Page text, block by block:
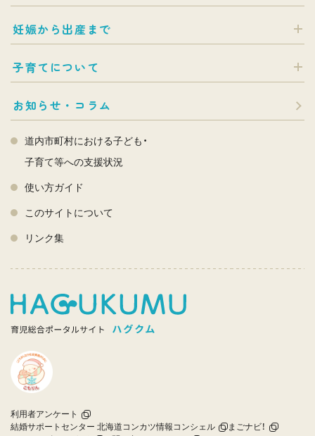
妊娠から出産まで
子育てについて
お知らせ・コラム
道内市町村における子ども・
子育て等への支援状況
使い方ガイド
このサイトについて
リンク集
利用者アンケート
結婚サポートセンター 北海道コンカツ情報コンシェル
まごナビ！